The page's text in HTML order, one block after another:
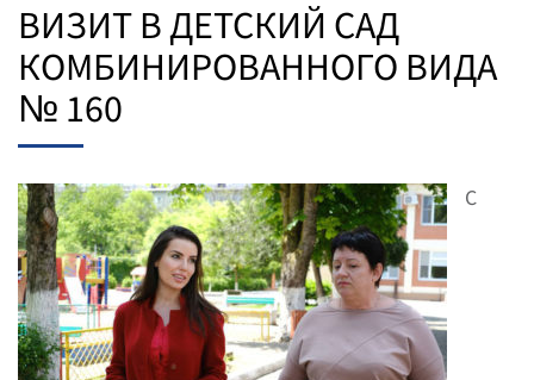
ВИЗИТ В ДЕТСКИЙ САД
КОМБИНИРОВАННОГО ВИДА
№ 160
С